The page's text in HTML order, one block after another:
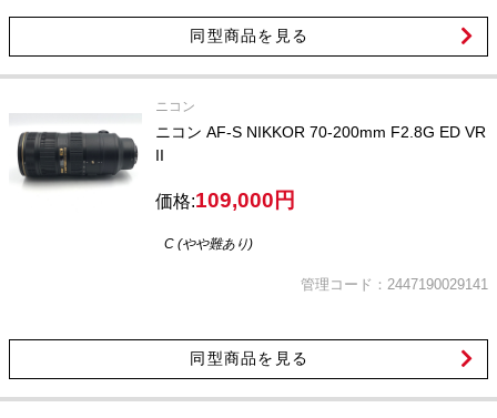
同型商品を見る
ニコン
ニコン AF-S NIKKOR 70-200mm F2.8G ED VR
II
価格:109,000円
C (やや難あり)
管理コード：2447190029141
同型商品を見る